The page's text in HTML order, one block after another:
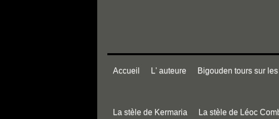
Accueil L' auteure Bigouden tours sur
La stèle de Kermaria La stèle de Léoc